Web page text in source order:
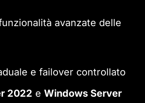
avanzate delle
e failover controllato
2022 e Windows Server